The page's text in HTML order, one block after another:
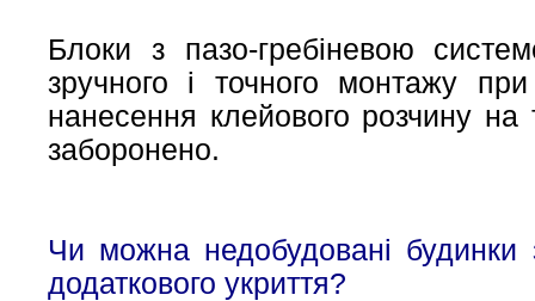
Блоки з пазо-гребіневою
зручного і точного монтажу
нанесення клейового розчину на
заборонено.
Чи можна недобудовані будинки
додаткового укриття?